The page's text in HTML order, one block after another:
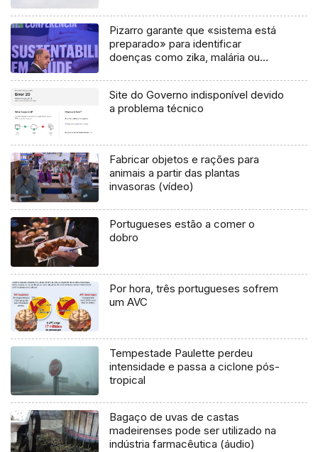
Pizarro garante que «sistema está
preparado» para identificar
doenças como zika, malária ou
Site do Governo indisponível devido
a problema técnico
Fabricar objetos e rações para
animais a partir das plantas
invasoras (vídeo)
Portugueses estão a comer o
dobro
Por hora, três portugueses sofrem
um AVC
Tempestade Paulette perdeu
intensidade e passa a ciclone pós-
tropical
Bagaço de uvas de castas
madeirenses pode ser utilizado na
indústria farmacêutica (áudio)